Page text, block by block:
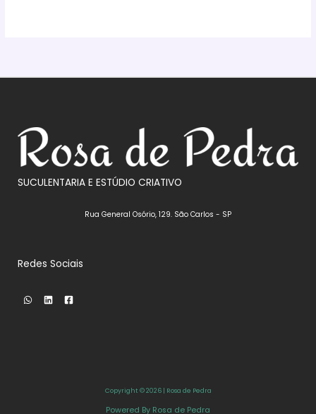
SUCULENTARIA E ESTÚDIO CRIATIVO
Rua General Osório, 129. São Carlos - SP
Redes Sociais
Copyright © 2026 | Rosa de Pedra
Powered By Rosa de Pedra